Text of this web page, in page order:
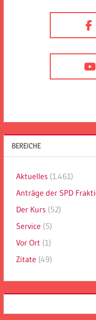
BEREICHE
Aktuelles(1.461)
Anträge der SPD
Der Kurs(52)
Service (5)
Vor Ort (1)
Zitate (49)